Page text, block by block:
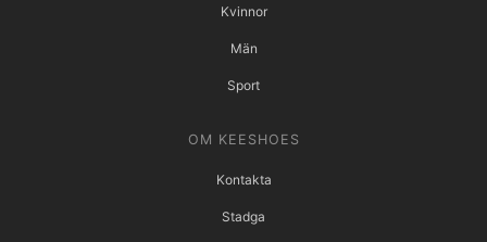
Kvinnor
Män
Sport
OM KEESHOES
Kontakta
Stadga